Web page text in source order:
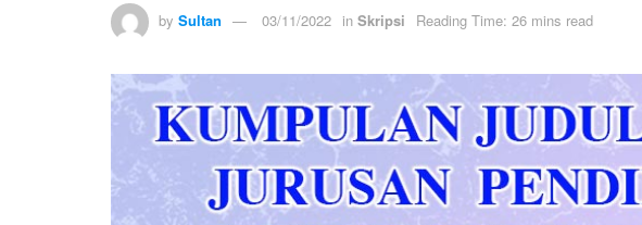
by Sultan 03/11/2022 in Skripsi Reading Time: 26 mins read